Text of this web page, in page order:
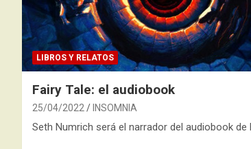
LIBROS Y RELATOS
Fairy Tale: el audiobook
25/04/2022 INSOMNIA
Seth Numrich será el narrador del audiobook de